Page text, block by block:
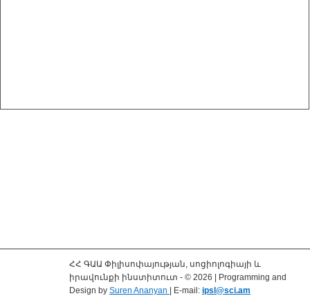
ՀՀ ԳԱԱ Փիլիսոփայության, սոցիոլոգիայի և
իրավունքի ինստիտուտ - © 2026 | Programming and
Design by Suren Ananyan | E-mail: ipsl@sci.am